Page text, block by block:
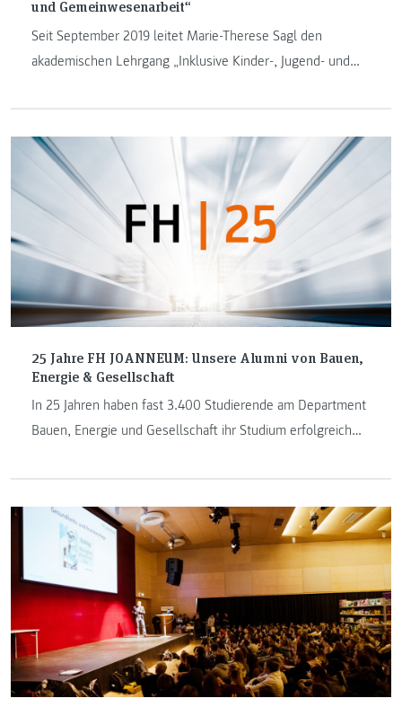
und Gemeinwesenarbeit“
Seit September 2019 leitet Marie-Therese Sagl den
akademischen Lehrgang „Inklusive Kinder-, Jugend- und
ihre Schwerpunkte in Lehre und Forschung sowie
Meilensteine, die sie erreichen will.
25 Jahre FH JOANNEUM: Unsere Alumni von Bauen,
Energie & Gesellschaft
In 25 Jahren haben fast 3.400 Studierende am Department
Bauen, Energie und Gesellschaft ihr Studium erfolgreich
vorstellen. Im Alumni-Porträt geben sie Einblicke in ihren
jetzigen Beruf und wie die FH JOANNEUM sie darauf
vorbereitet hat.